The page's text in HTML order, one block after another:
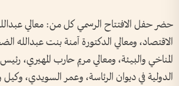
حضر حفل الافتتاح الرسمي كل من: معالي
الاقتصاد، ومعالي الدكتورة آمنة بنت عبدالله
المناخي والبيئة، ومعالي مريم حارب المهيري،
الدولية في ديوان الرئاسة، وعمر السويدي، وكيل